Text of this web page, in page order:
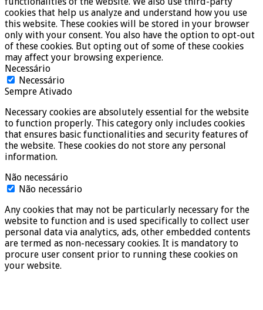
cookies that help us analyze and understand how you use
this website. These cookies will be stored in your browser
only with your consent. You also have the option to opt-out
of these cookies. But opting out of some of these cookies
may affect your browsing experience.
Necessário
Necessário
Sempre Ativado
Necessary cookies are absolutely essential for the website
to function properly. This category only includes cookies
that ensures basic functionalities and security features of
the website. These cookies do not store any personal
information.
Não necessário
Não necessário
Any cookies that may not be particularly necessary for the
website to function and is used specifically to collect user
personal data via analytics, ads, other embedded contents
are termed as non-necessary cookies. It is mandatory to
procure user consent prior to running these cookies on
your website.